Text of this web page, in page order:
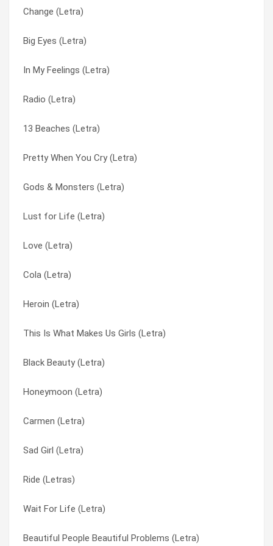
Change (Letra)
Big Eyes (Letra)
In My Feelings (Letra)
Radio (Letra)
13 Beaches (Letra)
Pretty When You Cry (Letra)
Gods & Monsters (Letra)
Lust for Life (Letra)
Love (Letra)
Cola (Letra)
Heroin (Letra)
This Is What Makes Us Girls (Letra)
Black Beauty (Letra)
Honeymoon (Letra)
Carmen (Letra)
Sad Girl (Letra)
Ride (Letras)
Wait For Life (Letra)
Beautiful People Beautiful Problems (Letra)
Sad Girl (Letra)
Gods And Monsters (Letra)
Without You (Letra)
Brooklyn Baby (Letra)
Carmen (Letra)
Ultraviolence (Tradução)
Ultraviolence (Letra)
West Coast (Tradução)
West Coast (Letra)
Young And Beautiful (Tradução)
Young And Beautiful (Letra)
Ride (Tradução)
Ride (Letras)
Blue Jeans (Tradução)
Blue Jeans (Letra)
Summertime Sadness (Tradução)
Summertime Sadness (Letra)
Video Games (Tradução)
Video Games (Letra)
Love (Letra)
Lust for Life (Letra)
Million Dollar Man (Letra)
Music To Watch Boys To (Letra)
Pretty When You Cry (Letra)
Radio (Letra)
Radio (Letra)
Ride (Letra)
Ride (Letras)
Ride (Tradução)
Sad Girl (Letra)
Sad Girl (Letra)
Summer Bummer (Letra)
Summertime Sadness (Letra)
Summertime Sadness (Tradução)
Terrence Loves You (Letra)
This Is What Makes Us Girls (Letra)
Tomorrow Never Came (Letra)
Ultraviolence (Letra)